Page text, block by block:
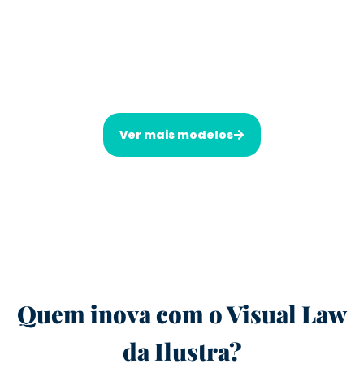
Ver mais modelos
Quem inova com o Visual Law
da Ilustra?